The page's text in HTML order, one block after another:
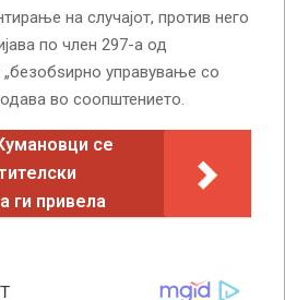
на случајот, против него
по член 297-а од
управување со
во соопштението.
се
ги привела